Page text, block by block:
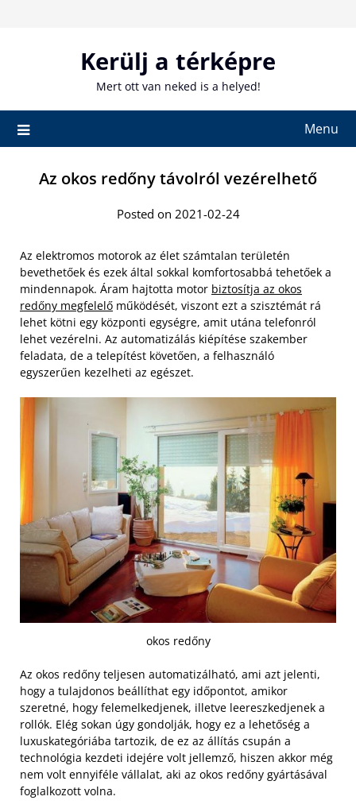
Kerülj a térképre
Mert ott van neked is a helyed!
Menu
Az okos redőny távolról vezérelhető
Posted on 2021-02-24
Az elektromos motorok az élet számtalan területén
bevethetőek és ezek által sokkal komfortosabbá tehetőek a
mindennapok. Áram hajtotta motor biztosítja az okos
redőny megfelelő működését, viszont ezt a szisztémát rá
lehet kötni egy központi egységre, amit utána telefonról
lehet vezérelni. Az automatizálás kiépítése szakember
feladata, de a telepítést követően, a felhasználó
egyszerűen kezelheti az egészet.
okos redőny
Az okos redőny teljesen automatizálható, ami azt jelenti,
hogy a tulajdonos beállíthat egy időpontot, amikor
szeretné, hogy felemelkedjenek, illetve leereszkedjenek a
rollók. Elég sokan úgy gondolják, hogy ez a lehetőség a
luxuskategóriába tartozik, de ez az állítás csupán a
technológia kezdeti idejére volt jellemző, hiszen akkor még
nem volt ennyiféle vállalat, aki az okos redőny gyártásával
foglalkozott volna.